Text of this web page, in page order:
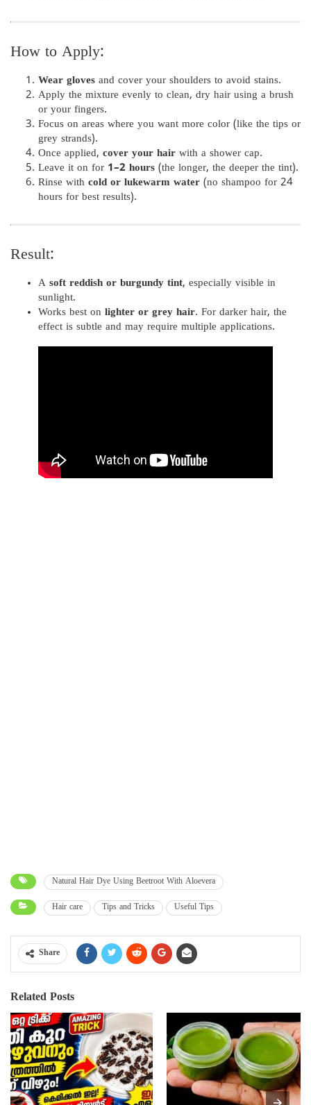
How to Apply:
Wear gloves and cover your shoulders to avoid stains.
Apply the mixture evenly to clean, dry hair using a brush
or your fingers.
Focus on areas where you want more color (like the tips or
grey strands).
Once applied, cover your hair with a shower cap.
Leave it on for 1–2 hours (the longer, the deeper the tint).
Rinse with cold or lukewarm water (no shampoo for 24
hours for best results).
Result:
A soft reddish or burgundy tint, especially visible in
sunlight.
Works best on lighter or grey hair. For darker hair, the
effect is subtle and may require multiple applications.
Natural Hair Dye Using Beetroot With Aloevera
Hair care Tips and Tricks Useful Tips
Share
Related Posts